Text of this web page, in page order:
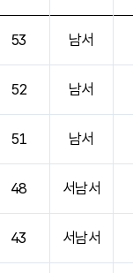
53 남서
52 남서
51 남서
48 서남서
43 서남서